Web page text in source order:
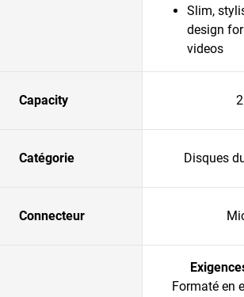
Slim,
design
videos
Capacity
Catégorie Disques
Connecteur
Formaté en